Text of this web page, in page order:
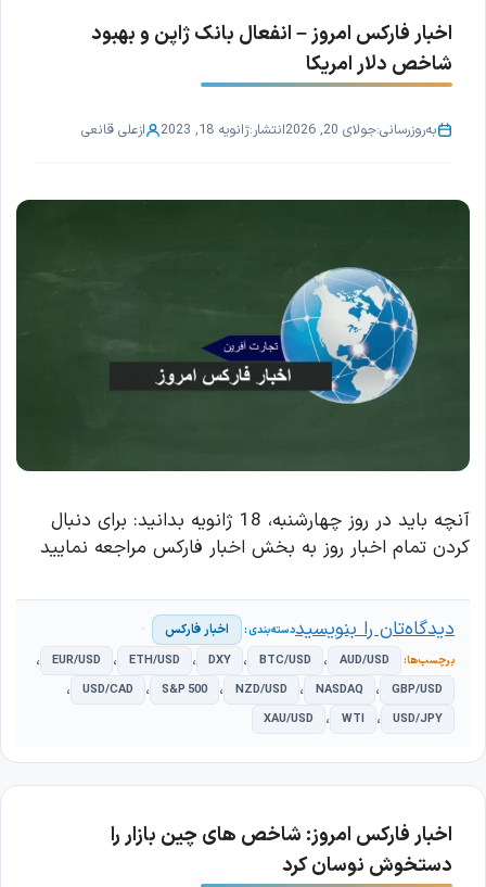
اخبار فارکس امروز – انفعال بانک ژاپن و بهبود
شاخص دلار امریکا
به‌روزرسانی:جولای 20, 2026 انتشار:ژانویه 18, 2023 ازعلی قانعی
آنچه باید در روز چهارشنبه، 18 ژانویه بدانید: برای دنبال
کردن تمام اخبار روز به بخش اخبار فارکس مراجعه نمایید
اخبار فارکس
AUD/USD ، BTC/USD ، DXY ، ETH/USD ، EUR/USD ،
GBP/USD ، NASDAQ ، NZD/USD ، S&P 500 ، USD/CAD ،
USD/JPY ، WTI ، XAU/USD
دیدگاه‌تان را بنویسید
اخبار فارکس امروز: شاخص های چین بازار را
دستخوش نوسان کرد